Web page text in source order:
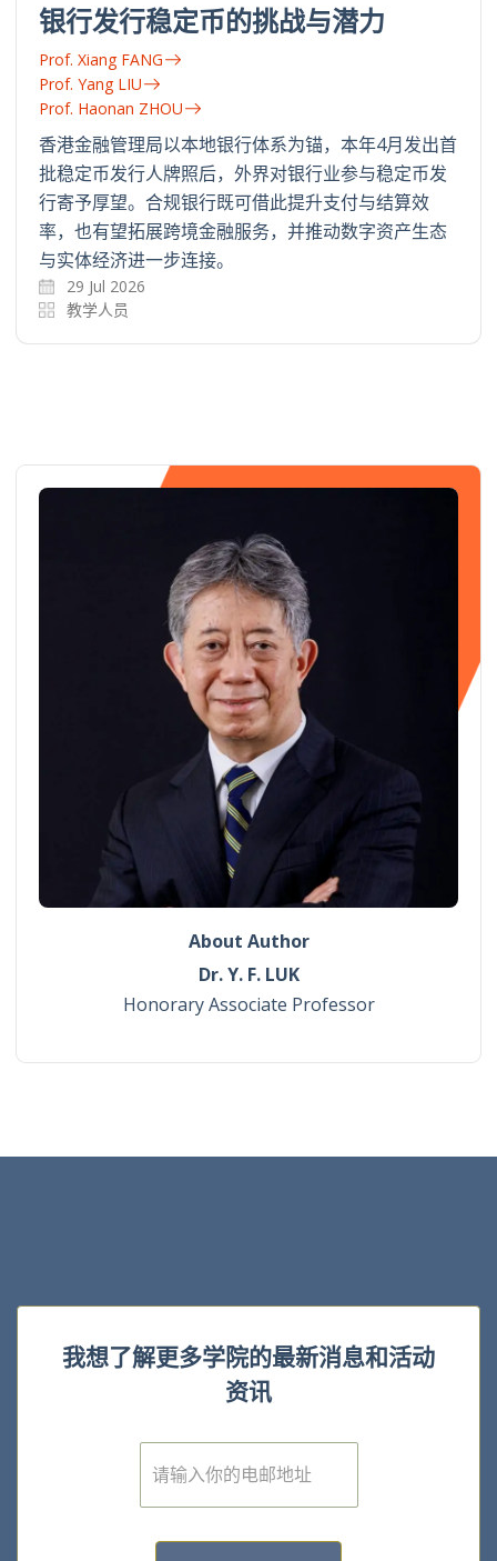
银行发行稳定币的挑战与潜力
Prof. Xiang FANG
Prof. Yang LIU
Prof. Haonan ZHOU
香港金融管理局以本地银行体系为锚，本年4月发出首
批稳定币发行人牌照后，外界对银行业参与稳定币发
行寄予厚望。合规银行既可借此提升支付与结算效
率，也有望拓展跨境金融服务，并推动数字资产生态
与实体经济进一步连接。
29 Jul 2026
教学人员
About Author
Dr. Y. F. LUK
Honorary Associate Professor
我想了解更多学院的最新消息和活动
资讯
E
m